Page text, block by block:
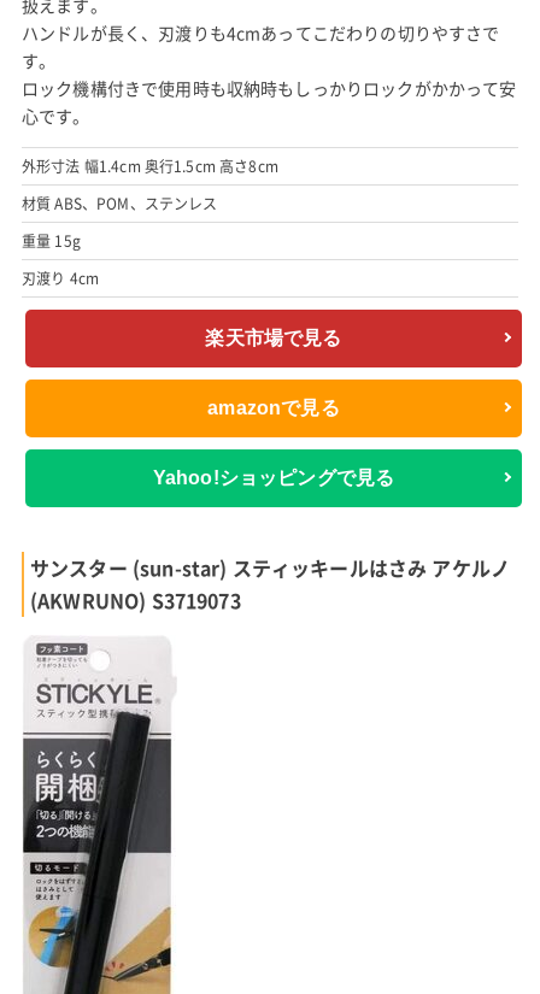
ハンドルが長く、刃渡りも4cmあってこだわりの切りやすさで
す。
ロック機構付きで使用時も収納時もしっかりロックがかかって安
心です。
外形寸法 幅1.4cm 奥行1.5cm 高さ8cm
材質 ABS、POM、ステンレス
重量 15g
刃渡り 4cm
楽天市場で見る
amazonで見る
Yahoo!ショッピングで見る
サンスター (sun-star) スティッキールはさみ アケルノ
(AKWRUNO) S3719073